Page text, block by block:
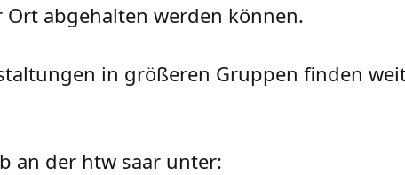
abgehalten werden können.
in größeren Gruppen finden
an der htw saar unter: